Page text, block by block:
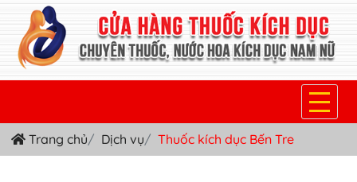
TRANG CHỦ
Trang chủ Dịch vụ Thuốc kích dục Bến Tre